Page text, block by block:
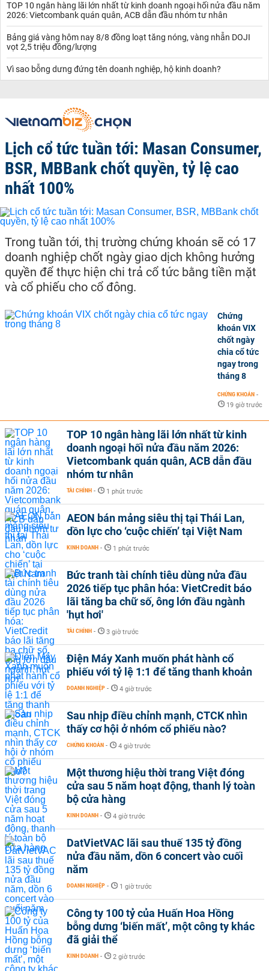
TOP 10 ngân hàng lãi lớn nhất từ kinh doanh ngoại hối nửa đầu năm
2026: Vietcombank quán quân, ACB dẫn đầu nhóm tư nhân
Bảng giá vàng hôm nay 8/8 đồng loạt tăng nóng, vàng nhẫn DOJI
vọt 2,5 triệu đồng/lượng
Vì sao bỗng dưng đứng tên doanh nghiệp, hộ kinh doanh?
Lịch cổ tức tuần tới: Masan Consumer,
BSR, MBBank chốt quyền, tỷ lệ cao
nhất 100%
Trong tuần tới, thị trường chứng khoán sẽ có 17
doanh nghiệp chốt ngày giao dịch không hưởng
quyền để thực hiện chi trả cổ tức bằng tiền mặt
và cổ phiếu cho cổ đông.
Chứng
khoán VIX
chốt ngày
chia cổ tức
ngay trong
tháng 8
CHỨNG KHOÁN -
19 giờ trước
TOP 10 ngân hàng lãi lớn nhất từ kinh
doanh ngoại hối nửa đầu năm 2026:
Vietcombank quán quân, ACB dẫn đầu
nhóm tư nhân
TÀI CHÍNH - 1 phút trước
AEON bán mảng siêu thị tại Thái Lan,
dồn lực cho ‘cuộc chiến’ tại Việt Nam
KINH DOANH - 1 phút trước
Bức tranh tài chính tiêu dùng nửa đầu
2026 tiếp tục phân hóa: VietCredit báo
lãi tăng ba chữ số, ông lớn đầu ngành
'hụt hơi'
TÀI CHÍNH - 3 giờ trước
Điện Máy Xanh muốn phát hành cổ
phiếu với tỷ lệ 1:1 để tăng thanh khoản
DOANH NGHIỆP - 4 giờ trước
Sau nhịp điều chỉnh mạnh, CTCK nhìn
thấy cơ hội ở nhóm cổ phiếu nào?
CHỨNG KHOÁN - 4 giờ trước
Một thương hiệu thời trang Việt đóng
cửa sau 5 năm hoạt động, thanh lý toàn
bộ cửa hàng
KINH DOANH - 4 giờ trước
DatVietVAC lãi sau thuế 135 tỷ đồng
nửa đầu năm, dồn 6 concert vào cuối
năm
DOANH NGHIỆP - 1 giờ trước
Công ty 100 tỷ của Huấn Hoa Hồng
bỗng dưng ‘biến mất’, một công ty khác
đã giải thể
KINH DOANH - 2 giờ trước